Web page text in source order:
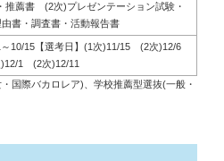
推薦書 (2次)プレゼンテーション試験・
書・調査書・活動報告書
～10/15【選考日】(1次)11/15 (2次)12/6
)12/1 (2次)12/11
国際バカロレア)、学校推薦型選抜(一般・